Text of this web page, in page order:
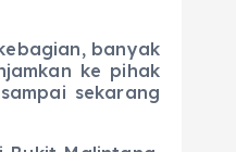
banyak
ke pihak
sekarang